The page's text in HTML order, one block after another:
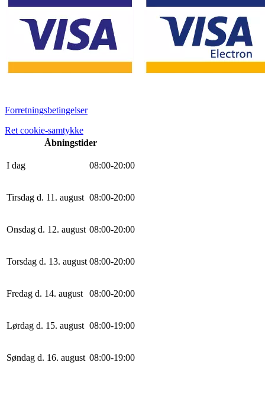
Forretningsbetingelser
Ret cookie-samtykke
Åbningstider
I dag 08:00-20:00
Tirsdag d. 11. august 08:00-20:00
Onsdag d. 12. august 08:00-20:00
Torsdag d. 13. august 08:00-20:00
Fredag d. 14. august 08:00-20:00
Lørdag d. 15. august 08:00-19:00
Søndag d. 16. august 08:00-19:00